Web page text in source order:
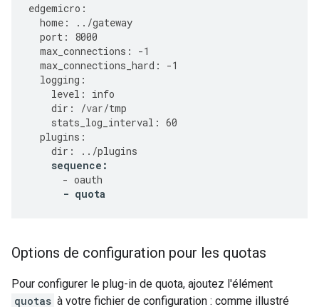
edgemicro :
home : ../gateway
port :
8000
max_connections : -1
max_connections_hard : -1
logging :
level :
info
dir : /var/tmp
stats_log_interval : 60
plugins :
dir : ../plugins
sequence :
- oauth
- quota
Options de configuration pour les quotas
Pour configurer le plug-in de quota, ajoutez l'élément
quotas à votre fichier de configuration : comme illustré